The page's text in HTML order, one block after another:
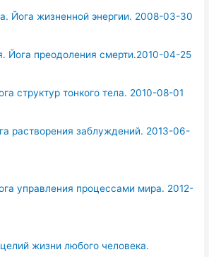
Йога жизненной энергии. 2008-03-30
Йога преодоления смерти.2010-04-25
структур тонкого тела. 2010-08-01
растворения заблуждений. 2013-06-
управления процессами мира. 2012-
жизни любого человека.